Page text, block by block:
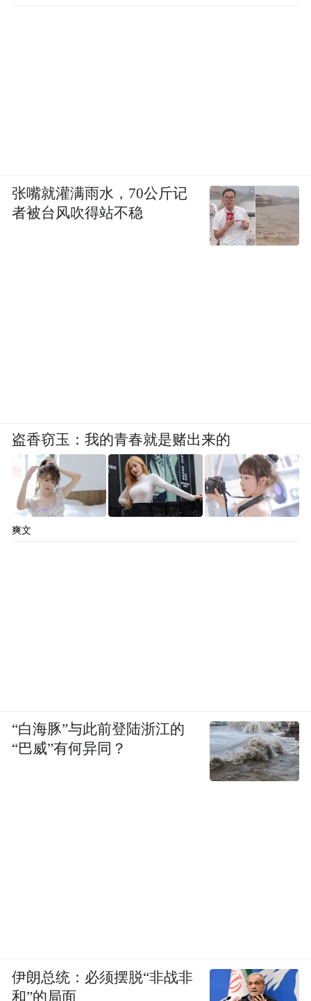
张嘴就灌满雨水，70公斤记
者被台风吹得站不稳
盗香窃玉：我的青春就是赌出来的
爽文
“白海豚”与此前登陆浙江的
“巴威”有何异同？
伊朗总统：必须摆脱“非战非
和”的局面